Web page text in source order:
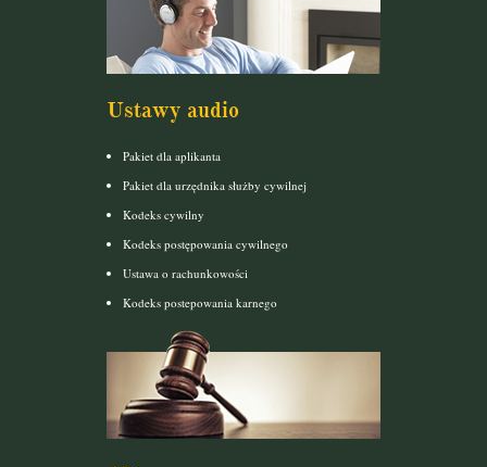
Ustawy audio
Pakiet dla aplikanta
Pakiet dla urzędnika służby cywilnej
Kodeks cywilny
Kodeks postępowania cywilnego
Ustawa o rachunkowości
Kodeks postepowania karnego